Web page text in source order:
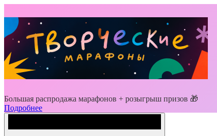
Большая распродажа марафонов + розыгрыш призов 🎁
Подробнее